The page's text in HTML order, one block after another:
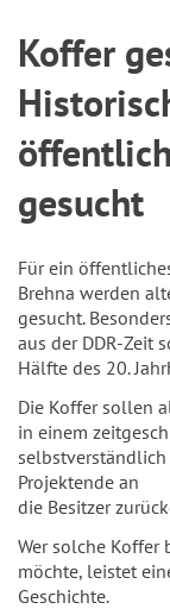
Koffer
gesucht
Für ein
Brehna werden
gesucht.
aus der DDR-Zeit
Hälfte des 20.
Die Koffer sollen
in einem
Projektende an
die Besitzer
Wer solche Koffer
möchte, leistet
Geschichte.